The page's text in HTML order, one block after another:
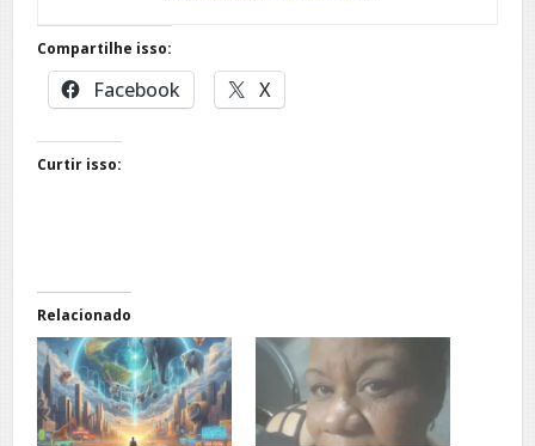
Compartilhe isso:
Facebook X
Curtir isso:
Relacionado